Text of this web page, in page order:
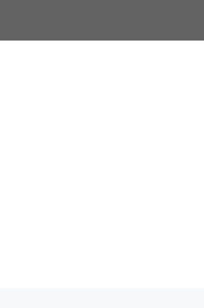
content